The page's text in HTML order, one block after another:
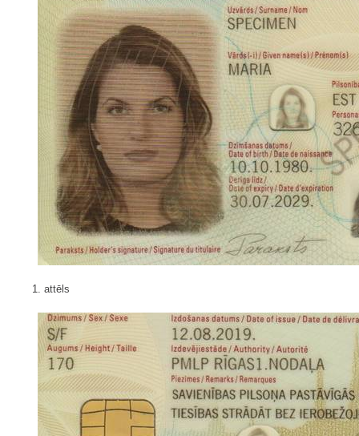
1. attēls